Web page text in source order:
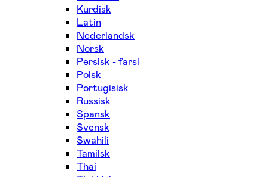
Kurdisk
Latin
Nederlandsk
Norsk
Persisk - farsi
Polsk
Portugisisk
Russisk
Spansk
Svensk
Swahili
Tamilsk
Thai